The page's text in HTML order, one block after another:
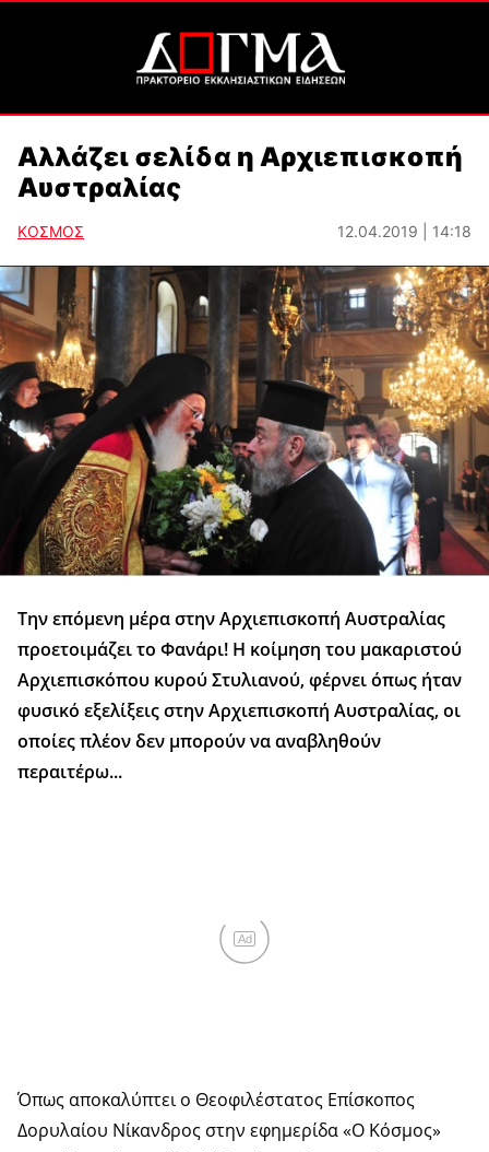
Αλλάζει σελίδα η Αρχιεπισκοπή
Αυστραλίας
ΚΟΣΜΟΣ 12.04.2019 | 14:18
Την επόμενη μέρα στην Αρχιεπισκοπή Αυστραλίας
προετοιμάζει το Φανάρι! Η κοίμηση του μακαριστού
Αρχιεπισκόπου κυρού Στυλιανού, φέρνει όπως ήταν
φυσικό εξελίξεις στην Αρχιεπισκοπή Αυστραλίας, οι
οποίες πλέον δεν μπορούν να αναβληθούν
περαιτέρω...
Ad
Όπως αποκαλύπτει ο Θεοφιλέστατος Επίσκοπος
Δορυλαίου Νίκανδρος στην εφημερίδα «Ο Κόσμος»